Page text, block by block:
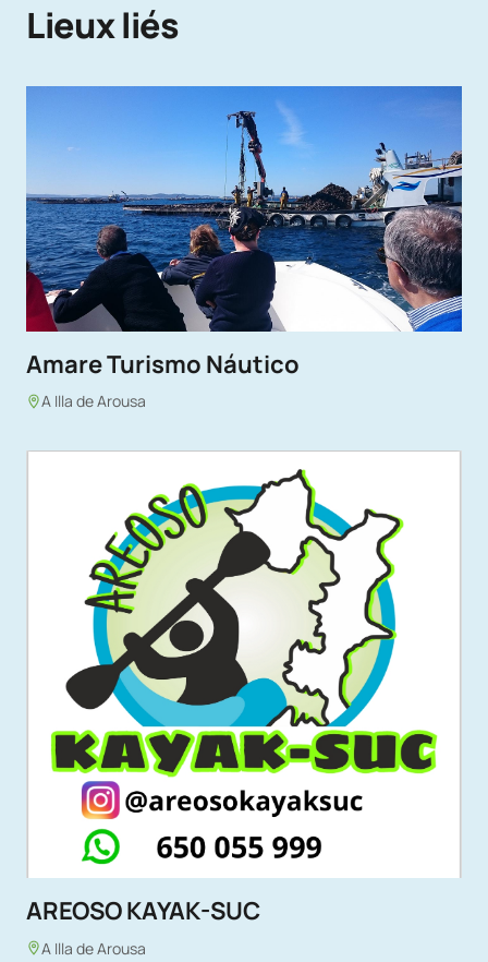
Lieux liés
Amare Turismo Náutico
A Illa de Arousa
AREOSO KAYAK-SUC
A Illa de Arousa